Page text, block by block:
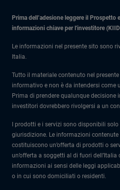
Prima dell’adesione leggere il Prospetto
informazioni chiave per l'investitore
Le informazioni nel presente sito sono
Italia.
Tutto il materiale contenuto nel
informativo e non è da intendersi come
Prima di prendere qualunque
investitori dovrebbero rivolgersi a un
I prodotti e i servizi sono disponibili
giurisdizione. Le informazioni contenute
costituiscono un’offerta di prodotti o
un’offerta a soggetti al di fuori
informazioni ai sensi delle leggi
o in cui sono domiciliati o residenti.